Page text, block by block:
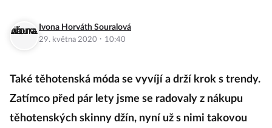
Ivona Horváth Souralová
29. května 2020 · 10:40
Také těhotenská móda se vyvíjí a drží krok s trendy.
Zatímco před pár lety jsme se radovaly z nákupu
těhotenských skinny džín, nyní už s nimi takovou